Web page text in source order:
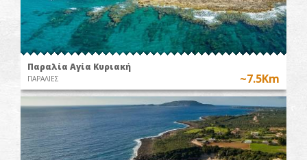
Παραλία Αγία Κυριακή
ΠΑΡΑΛΙΕΣ ~7.5Km